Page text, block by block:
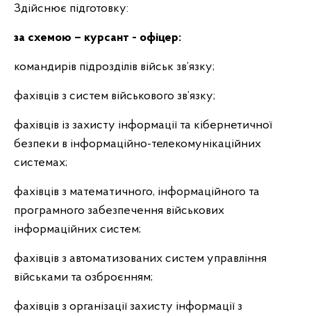
Здійснює підготовку:
за схемою – курсант - офіцер:
командирів підрозділів військ зв’язку;
фахівців з систем військового зв’язку;
фахівців із захисту інформації та кібернетичної
безпеки в інформаційно-телекомунікаційних
системах;
фахівців з математичного, інформаційного та
програмного забезпечення військових
інформаційних систем;
фахівців з автоматизованих систем управління
військами та озброєнням;
фахівців з організації захисту інформації з